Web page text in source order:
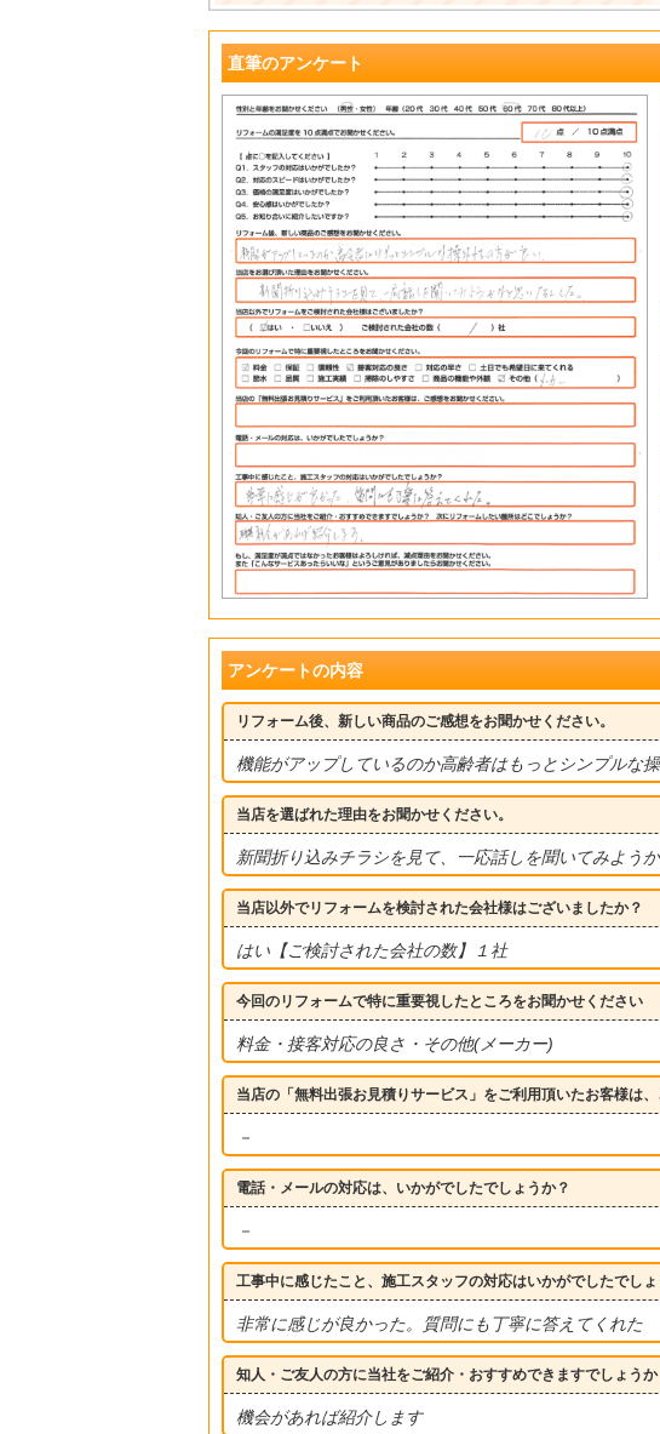
直筆のアンケート
アンケートの内容
リフォーム後、新しい商品のご感想をお聞かせください。
機能がアップしているのか高齢者はもっとシンプルな
当店を選ばれた理由をお聞かせください。
新聞折り込みチラシを見て、一応話しを聞いてみよう
当店以外でリフォームを検討された会社様はございましたか？
はい【ご検討された会社の数】１社
今回のリフォームで特に重要視したところをお聞かせください
料金・接客対応の良さ・その他(メーカー)
当店の「無料出張お見積りサービス」をご利用頂いたお客様は
－
電話・メールの対応は、いかがでしたでしょうか？
－
工事中に感じたこと、施工スタッフの対応はいかがでしたでしょ
非常に感じが良かった。質問にも丁寧に答えてくれた
知人・ご友人の方に当社をご紹介・おすすめできますでしょう
機会があれば紹介します